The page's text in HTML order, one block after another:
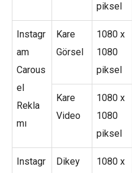
piksel
Instagr
am
Carous
el
Rekla
mı
Kare
Görsel
1080 x
1080
piksel
Kare
Video
1080 x
1080
piksel
Instagr
Dikey
1080 x